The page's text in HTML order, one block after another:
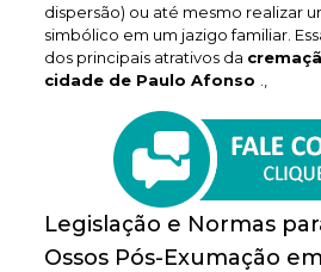
dispersão) ou até mesmo realizar
simbólico em um jazigo familiar.
dos principais atrativos da
cidade de Paulo Afonso
Legislação e Normas
Ossos Pós-Exumação